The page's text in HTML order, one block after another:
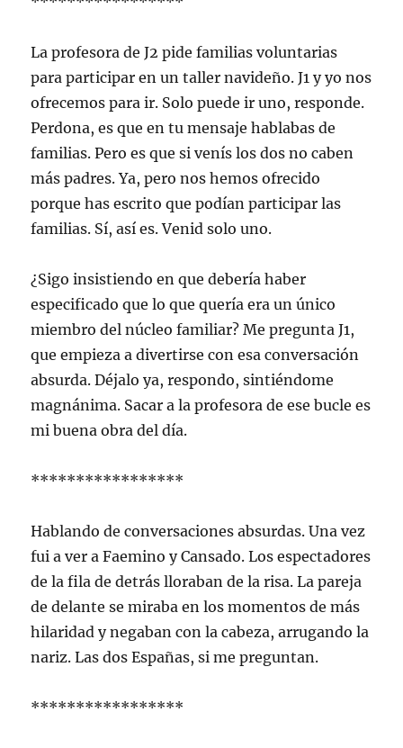
La profesora de J2 pide familias voluntarias
para participar en un taller navideño. J1 y yo nos
ofrecemos para ir. Solo puede ir uno, responde.
Perdona, es que en tu mensaje hablabas de
familias. Pero es que si venís los dos no caben
más padres. Ya, pero nos hemos ofrecido
porque has escrito que podían participar las
familias. Sí, así es. Venid solo uno.
¿Sigo insistiendo en que debería haber
especificado que lo que quería era un único
miembro del núcleo familiar? Me pregunta J1,
que empieza a divertirse con esa conversación
absurda. Déjalo ya, respondo, sintiéndome
magnánima. Sacar a la profesora de ese bucle es
mi buena obra del día.
*****************
Hablando de conversaciones absurdas. Una vez
fui a ver a Faemino y Cansado. Los espectadores
de la fila de detrás lloraban de la risa. La pareja
de delante se miraba en los momentos de más
hilaridad y negaban con la cabeza, arrugando la
nariz. Las dos Españas, si me preguntan.
*****************